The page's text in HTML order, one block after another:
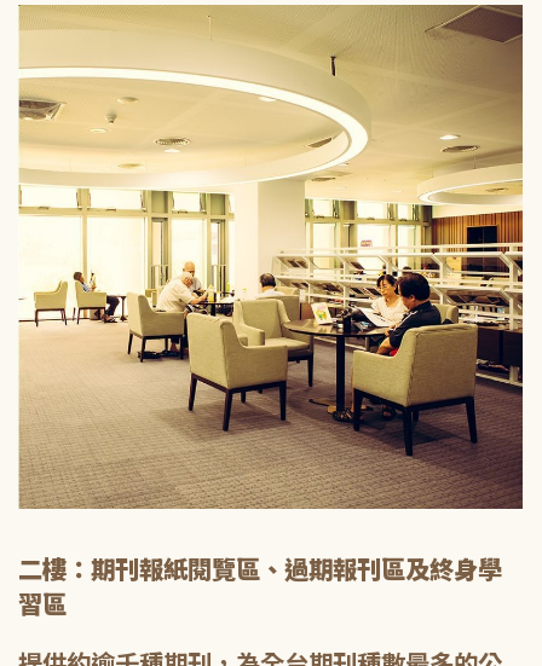
二樓：期刊報紙閱覽區、過期報刊區及終身學
習區